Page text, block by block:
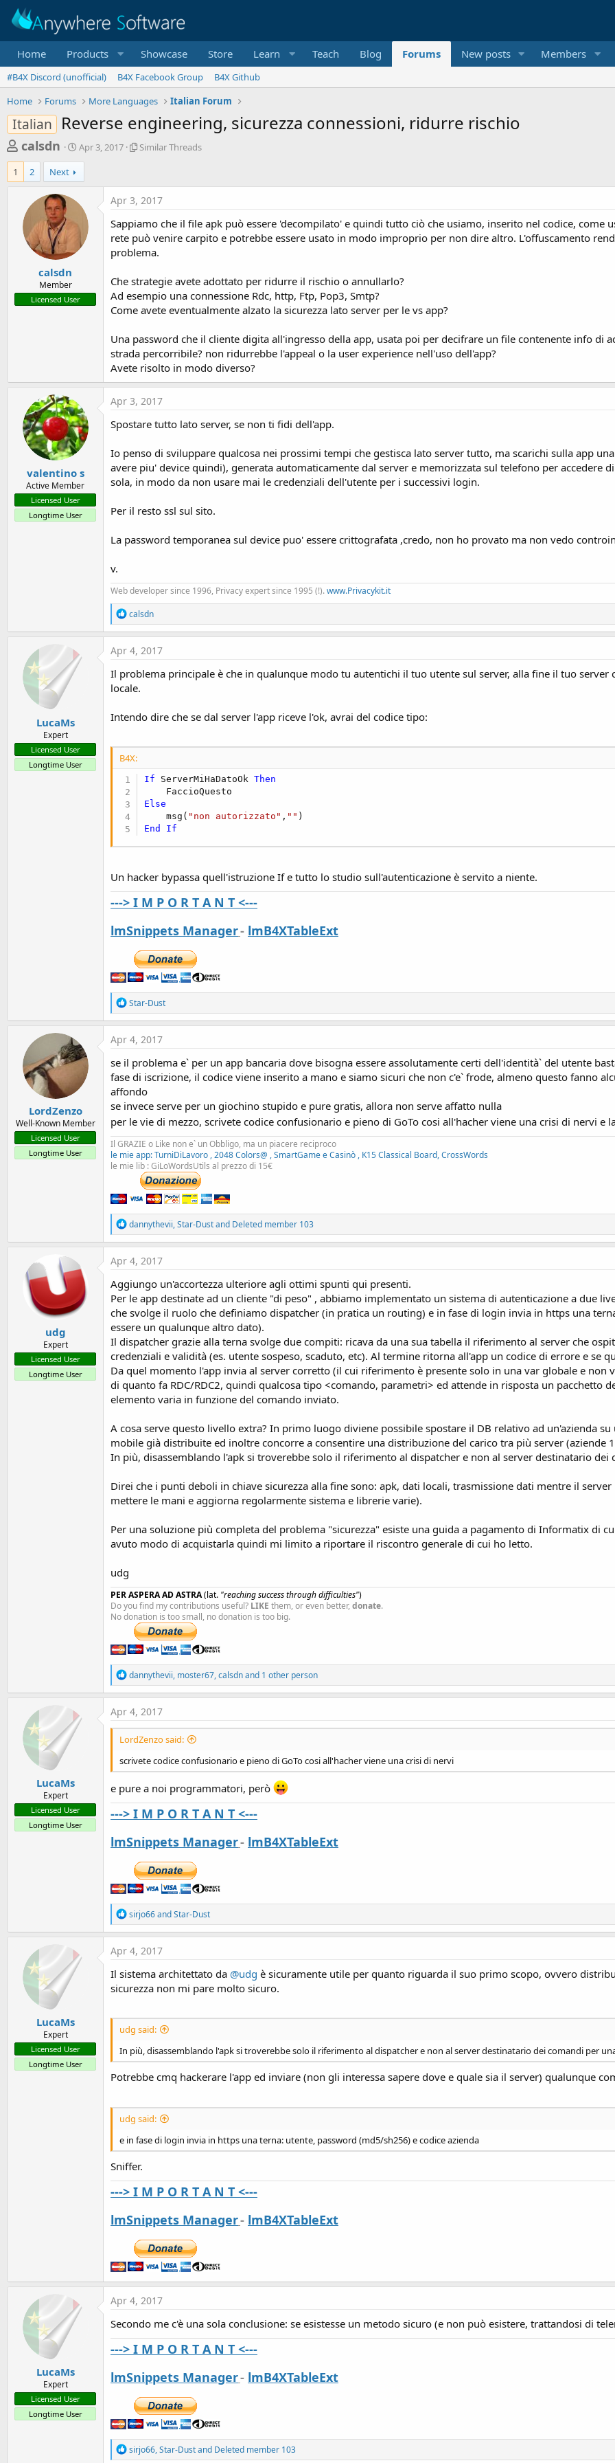
Home Products Showcase Store Learn Teach Blog Forums New posts Members
#B4X Discord (unofficial) B4X Facebook Group
B4X Github
Home
Forums More Languages Italian Forum
Italian Reverse engineering, sicurezza connessioni, ridurre rischio
T
h
r
a
d
calsdn
S
r
d
t
e
Apr 3, 2017
S
a
T
h
r
a
d
s
Similar Threads
1
2 Next
calsdn
Member
Licensed User
Apr 3, 2017
Sappiamo che il file apk può essere 'decompilato' e quindi tutto ciò che usiamo, inserito nel codice, come
rete può venire carpito e potrebbe essere usato in modo improprio per non dire altro. L'offuscamento
problema.
Che strategie avete adottato per ridurre il rischio o annullarlo?
Ad esempio una connessione Rdc, http, Ftp, Pop3, Smtp?
Come avete eventualmente alzato la sicurezza lato server per le vs app?
Una password che il cliente digita all'ingresso della app, usata poi per decifrare un file contenente info di
strada percorribile? non ridurrebbe l'appeal o la user experience nell'uso dell'app?
Avete risolto in modo diverso?
valentino s
Active Member
Licensed User
Longtime User
Apr 3, 2017
Spostare tutto lato server, se non ti fidi dell'app.
Io penso di sviluppare qualcosa nei prossimi tempi che gestisca lato server tutto, ma scarichi sulla app
avere piu' device quindi), generata automaticamente dal server e memorizzata sul telefono per accedere
sola, in modo da non usare mai le credenziali dell'utente per i successivi login.
Per il resto ssl sul sito.
La password temporanea sul device puo' essere crittografata ,credo, non ho provato ma non vedo
v.
Web developer since 1996, Privacy expert since 1995 (!).www.Privacykit.it
R
e
a
o
n
calsdn
LucaMs
Expert
Licensed User
Longtime User
Apr 4, 2017
Il problema principale è che in qualunque modo tu autentichi il tuo utente sul server, alla fine il tuo server
locale.
Intendo dire che se dal server l'app riceve l'ok, avrai del codice tipo:
B4X:
If ServerMiHaDatoOk Then
Else
    msg(
"non autorizzato" , ""
End
If
Un hacker bypassa quell'istruzione If e tutto lo studio sull'autenticazione è servito a niente.
---> I M P O R T A N T <---
lmSnippets Manager- lmB4XTableExt
R
e
a
o
n
s
Star-Dust
LordZenzo
Well-Known Member
Licensed User
Longtime User
Apr 4, 2017
se il problema e` per un app bancaria dove bisogna essere assolutamente certi dell'identità` del utente
fase di iscrizione, il codice viene inserito a mano e siamo sicuri che non c'e` frode, almeno questo fanno
affondo
se invece serve per un giochino stupido e pure gratis, allora non serve affatto nulla
per le vie di mezzo, scrivete codice confusionario e pieno di GoTo cosi all'hacher viene una crisi di nervi e
Il GRAZIE o Like non e` un Obbligo, ma un piacere reciproco
le mie app: TurniDiLavoro , 2048 Colors@ , SmartGame e Casinò , K15 Classical Board, CrossWords
le mie lib : GiLoWordsUtils al prezzo di 15€
R
e
a
o
n
s
dannythevii,Star-Dustand Deleted member 103
udg
Expert
Licensed User
Longtime User
Apr 4, 2017
Aggiungo un'accortezza ulteriore agli ottimi spunti qui presenti.
Per le app destinate ad un cliente "di peso" , abbiamo implementato un sistema di autenticazione a due
che svolge il ruolo che definiamo dispatcher (in pratica un routing) e in fase di login invia in https una
essere un qualunque altro dato).
Il dispatcher grazie alla terna svolge due compiti: ricava da una sua tabella il riferimento al server che
credenziali e validità (es. utente sospeso, scaduto, etc). Al termine ritorna all'app un codice di errore e se
Da quel momento l'app invia al server corretto (il cui riferimento è presente solo in una var globale e non
di quanto fa RDC/RDC2, quindi qualcosa tipo <comando, parametri> ed attende in risposta un pacchetto
elemento varia in funzione del comando inviato.
A cosa serve questo livello extra? In primo luogo diviene possibile spostare il DB relativo ad un'azienda
mobile già distribuite ed inoltre concorre a consentire una distribuzione del carico tra più server (aziende
In più, disassemblando l'apk si troverebbe solo il riferimento al dispatcher e non al server destinatario dei
Direi che i punti deboli in chiave sicurezza alla fine sono: apk, dati locali, trasmissione dati mentre il
mettere le mani e aggiorna regolarmente sistema e librerie varie).
Per una soluzione più completa del problema "sicurezza" esiste una guida a pagamento di Informatix di
avuto modo di acquistarla quindi mi limito a riportare il riscontro generale di cui ho letto.
udg
PER ASPERA AD ASTRA(lat. "reaching success through difficulties")
Do you find my contributions useful? LIKE them, or even better, donate.
No donation is too small, no donation is too big.
R
e
a
i
o
s
:
dannythevii, moster67,calsdnand 1 other person
LucaMs
Expert
Licensed User
Longtime User
Apr 4, 2017
LordZenzo said:
scrivete codice confusionario e pieno di GoTo cosi all'hacher viene una crisi di nervi
e pure a noi programmatori, però
---> I M P O R T A N T <---
lmSnippets Manager- lmB4XTableExt
R
e
a
o
n
sirjo66andStar-Dust
LucaMs
Expert
Licensed User
Longtime User
Apr 4, 2017
Il sistema architettato da @udg è sicuramente utile per quanto riguarda il suo primo scopo, ovvero
sicurezza non mi pare molto sicuro.
udg said:
In più, disassemblando l'apk si troverebbe solo il riferimento al dispatcher e non al server destinatario dei comandi per
Potrebbe cmq hackerare l'app ed inviare (non gli interessa sapere dove e quale sia il server) qualunque
udg said:
e in fase di login invia in https una terna: utente, password (md5/sh256) e codice azienda
Sniffer.
---> I M P O R T A N T <---
lmSnippets Manager- lmB4XTableExt
LucaMs
Expert
Licensed User
Longtime User
Apr 4, 2017
Secondo me c'è una sola conclusione: se esistesse un metodo sicuro (e non può esistere, trattandosi di
---> I M P O R T A N T <---
lmSnippets Manager- lmB4XTableExt
R
e
sirjo66,Star-Dustand Deleted member 103